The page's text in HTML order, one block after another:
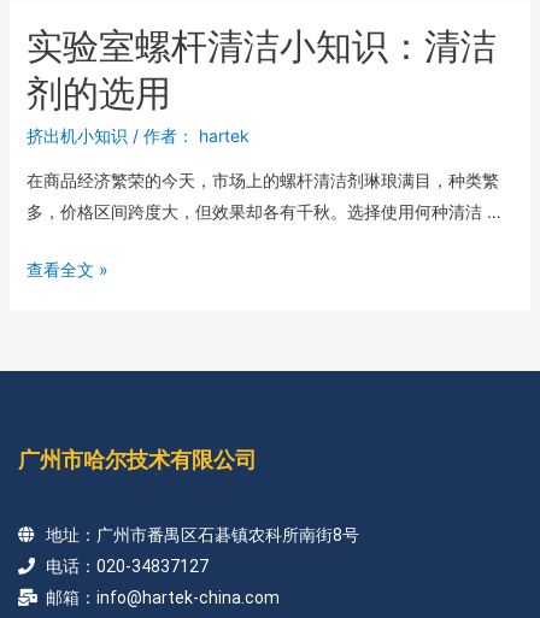
实验室螺杆清洁小知识：清洁
剂的选用
挤出机小知识 / 作者： hartek
在商品经济繁荣的今天，市场上的螺杆清洁剂琳琅满目，种类繁
多，价格区间跨度大，但效果却各有千秋。选择使用何种清洁 …
查看全文 »
广州市哈尔技术有限公司
地址：广州市番禺区石碁镇农科所南街8号
电话：020-34837127
邮箱：info@hartek-china.com